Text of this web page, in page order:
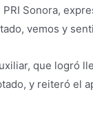
Sonora,
vemos y
que logró
y reiteró el